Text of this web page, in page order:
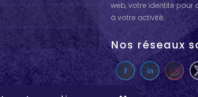
web, votre identité pour
à votre activité.
Nos réseaux